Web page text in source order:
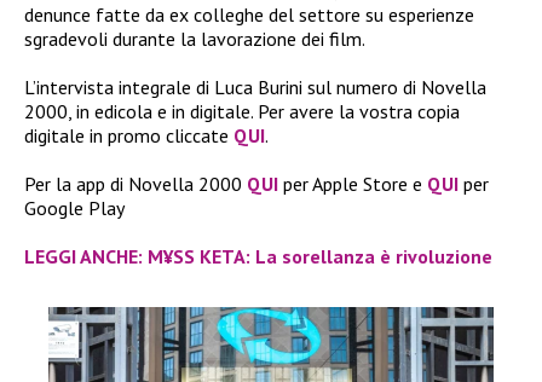
denunce fatte da ex colleghe del settore su esperienze
sgradevoli durante la lavorazione dei film.
L’intervista integrale di Luca Burini sul numero di Novella
2000, in edicola e in digitale. Per avere la vostra copia
digitale in promo cliccate QUI.
Per la app di Novella 2000 QUI per Apple Store e QUI per
Google Play
LEGGI ANCHE: M¥SS KETA: La sorellanza è rivoluzione